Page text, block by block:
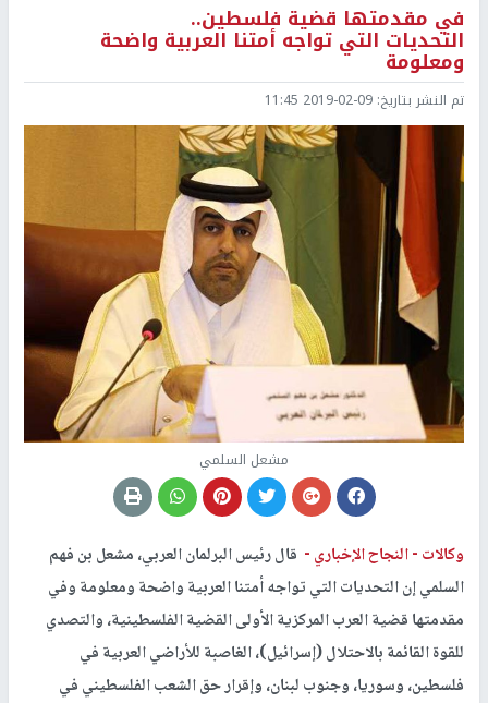
في مقدمتها قضية فلسطين..
التحديات التي تواجه أمتنا العربية واضحة
ومعلومة
تم النشر بتاريخ: 2019-02-09 11:45
مشعل السلمي
وكالات -النجاح الإخباري - قال رئيس البرلمان العربي، مشعل بن فهم
السلمي إن التحديات التي تواجه أمتنا العربية واضحة ومعلومة وفي
مقدمتها قضية العرب المركزية الأولى القضية الفلسطينية، والتصدي
للقوة القائمة بالاحتلال (إسرائيل)، الغاصبة للأراضي العربية في
فلسطين، وسوريا، وجنوب لبنان، وإقرار حق الشعب الفلسطيني في